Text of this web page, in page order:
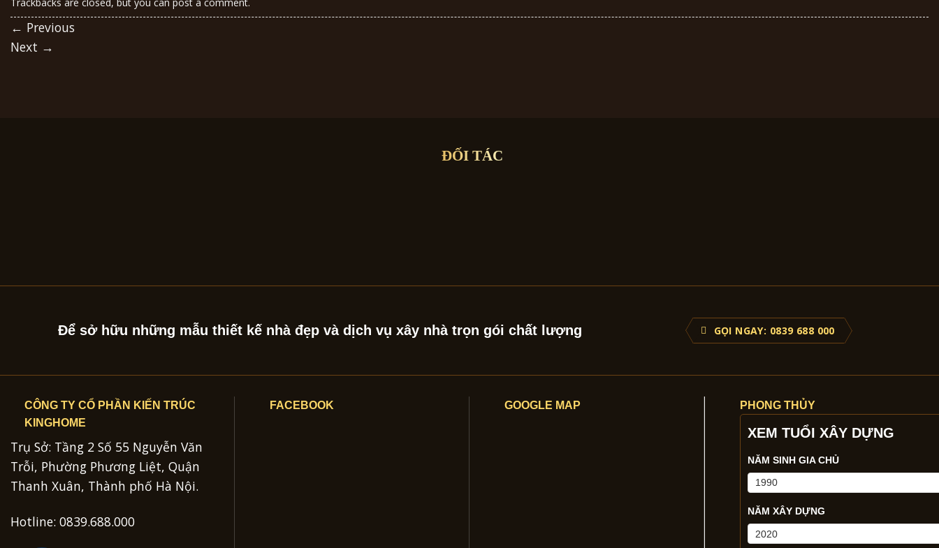
← Previous
Next →
ĐỐI TÁC
Để sở hữu những mẫu thiết kế nhà đẹp và dịch vụ xây nhà trọn gói chất lượng GỌI NGAY: 0839 688 000
CÔNG TY CỔ PHẦN KIẾN TRÚC
KINGHOME
Trụ Sở: Tầng 2 Số 55 Nguyễn Văn
Trỗi, Phường Phương Liệt, Quận
Thanh Xuân, Thành phố Hà Nội.
Hotline: 0839.688.000
FACEBOOK GOOGLE MAP PHONG THỦY
XEM TUỔI XÂY DỰNG
NĂM SINH GIA CHỦ
NĂM XÂY DỰNG